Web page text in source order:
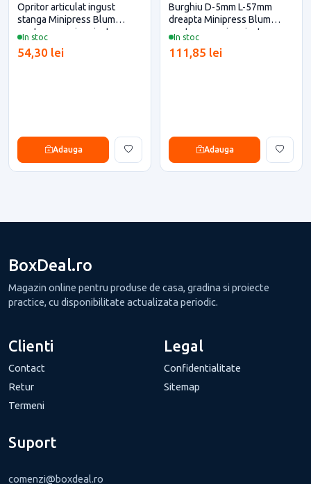
In stoc
Opritor articulat ingust
stanga Minipress Blum
pentru casa si proiecte
54,30 lei
Adauga
In stoc
Burghiu D-5mm L-57mm
dreapta Minipress Blum
pentru casa si proiecte
111,85 lei
Adauga
BoxDeal.ro
Magazin online pentru produse de casa, gradina si proiecte
practice, cu disponibilitate actualizata periodic.
Clienti
Contact
Retur
Termeni
Legal
Confidentialitate
Sitemap
Suport
comenzi@boxdeal.ro